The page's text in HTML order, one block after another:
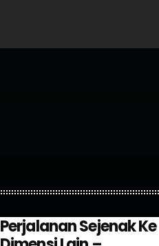
Perjalanan Sejenak Ke